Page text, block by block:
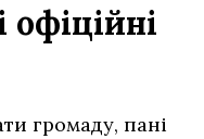
громаду, пані